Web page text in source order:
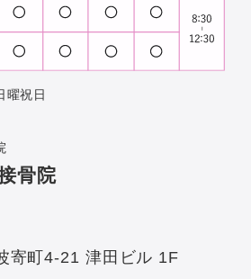
曜祝日
骨院
寄町4-21 津田ビル 1F